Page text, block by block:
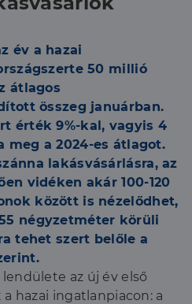
év a hazai
50 millió
átlagos
összeg januárban.
érték 9%-kal, vagyis 4
a 2024-es átlagot.
lakásvásárlásra, az
vidéken akár 100-120
között is nézelődhet,
négyzetméter körüli
tehet szert belőle a
az új év első
hazai ingatlanpiacon: a